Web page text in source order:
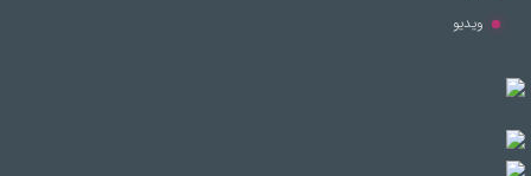
ویدیو